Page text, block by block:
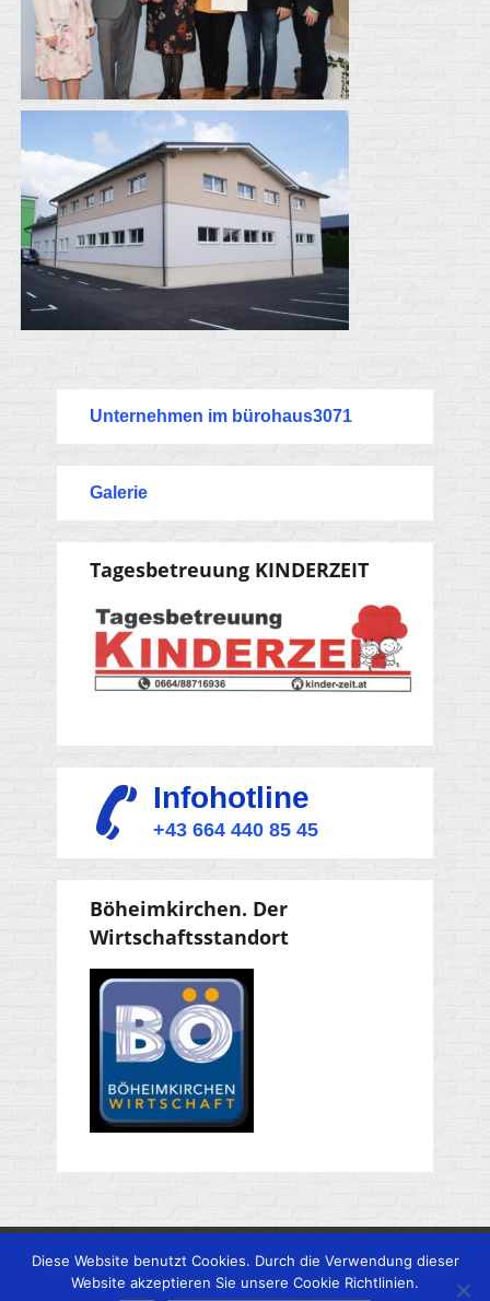
Unternehmen im bürohaus3071
Galerie
Tagesbetreuung KINDERZEIT
Infohotline
+43 664 440 85 45
Böheimkirchen. Der
Wirtschaftsstandort
Impressum
Betriebsgebiet Süd Str. C6
3071 Böheimkirchen
Diese Website benutzt Cookies. Durch die Verwendung dieser
Website akzeptieren Sie unsere Cookie Richtlinien.